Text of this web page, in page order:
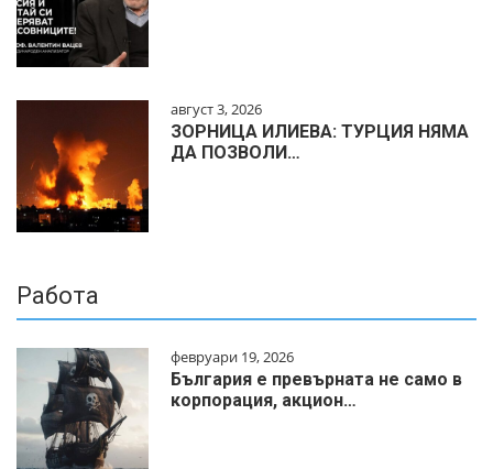
август 3, 2026
ЗОРНИЦА ИЛИЕВА: ТУРЦИЯ НЯМА
ДА ПОЗВОЛИ…
Работа
февруари 19, 2026
България е превърната не само в
корпорация, акцион…